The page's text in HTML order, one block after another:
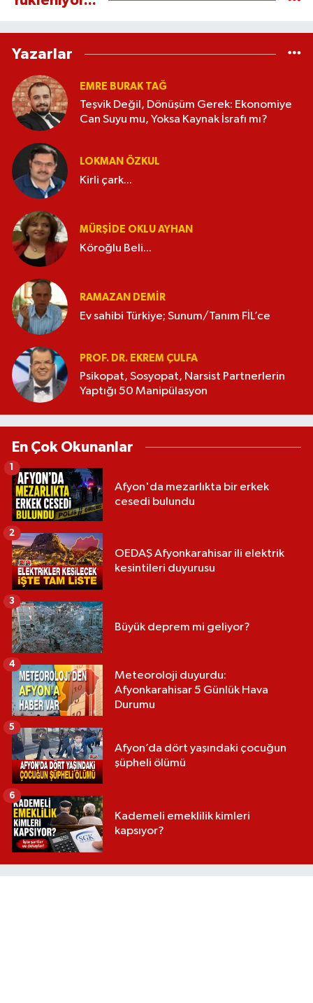
Yazarlar
EMRE BURAK TAĞ
Teşvik Değil, Dönüşüm Gerek: Ekonomiye
Can Suyu mu, Yoksa Kaynak İsrafı mı?
LOKMAN ÖZKUL
Kirli çark...
MÜRŞIDE OKLU AYHAN
Köroğlu Beli...
RAMAZAN DEMİR
Ev sahibi Türkiye; Sunum/Tanım FİL’ce
PROF. DR. EKREM ÇULFA
Psikopat, Sosyopat, Narsist Partnerlerin
Yaptığı 50 Manipülasyon
En Çok Okunanlar
Afyon'da mezarlıkta bir erkek
cesedi bulundu
1
OEDAŞ Afyonkarahisar ili elektrik
kesintileri duyurusu
2
Büyük deprem mi geliyor?
3
Meteoroloji duyurdu:
Afyonkarahisar 5 Günlük Hava
Durumu
4
Afyon’da dört yaşındaki çocuğun
şüpheli ölümü
5
Kademeli emeklilik kimleri
kapsıyor?
6